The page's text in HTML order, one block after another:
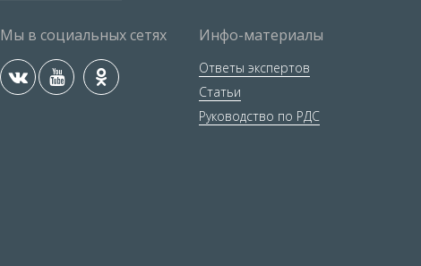
Мы в социальных сетях Инфо-материалы
Ответы экспертов
Статьи
Руководство по РДС